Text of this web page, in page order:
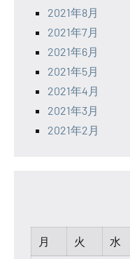
2021年8月
2021年7月
2021年6月
2021年5月
2021年4月
2021年3月
2021年2月
月
火 水